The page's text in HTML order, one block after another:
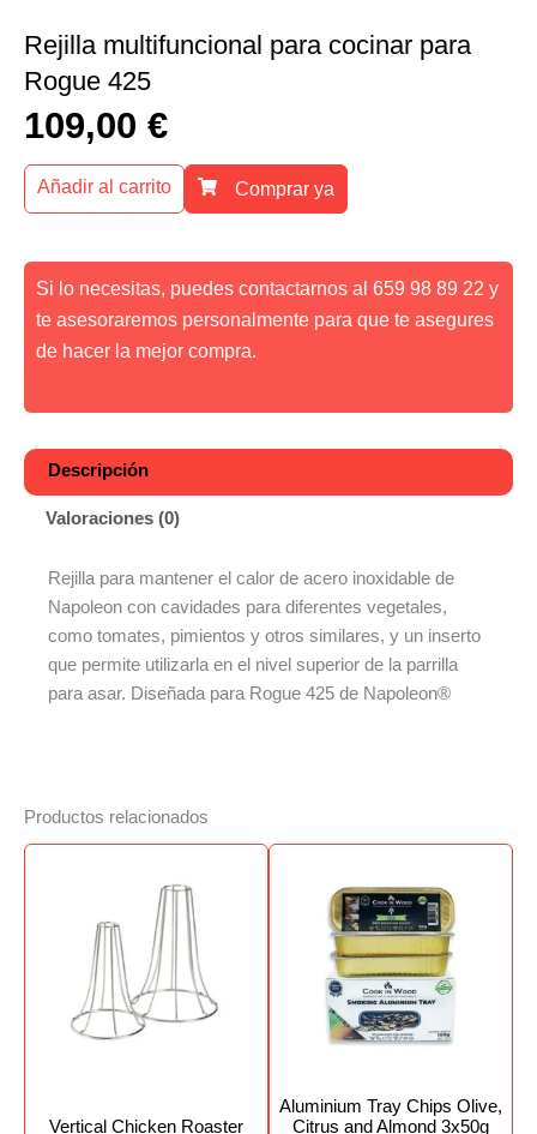
Rejilla multifuncional para cocinar para
Rogue 425
109,00 €
Añadir al carrito Comprar ya
Si lo necesitas, puedes contactarnos al 659 98 89 22 y
te asesoraremos personalmente para que te asegures
de hacer la mejor compra.
Descripción
Valoraciones (0)
Rejilla para mantener el calor de acero inoxidable de
Napoleon con cavidades para diferentes vegetales,
como tomates, pimientos y otros similares, y un inserto
que permite utilizarla en el nivel superior de la parrilla
para asar. Diseñada para Rogue 425 de Napoleon®
Productos relacionados
Vertical Chicken Roaster
Aluminium Tray Chips Olive,
Citrus and Almond 3x50g